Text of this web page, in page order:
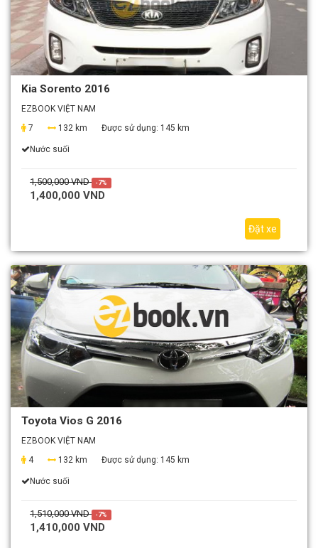
Kia Sorento 2016
EZBOOK VIỆT NAM
7
132 km Được sử dụng: 145 km
Nước suối
1,500,000 VND -7%
1,400,000 VND
Đặt xe
Toyota Vios G 2016
EZBOOK VIỆT NAM
4
132 km Được sử dụng: 145 km
Nước suối
1,510,000 VND -7%
1,410,000 VND